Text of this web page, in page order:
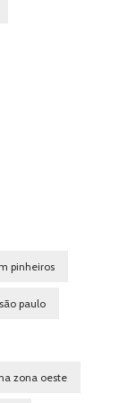
pinheiros
paulo
zona oeste